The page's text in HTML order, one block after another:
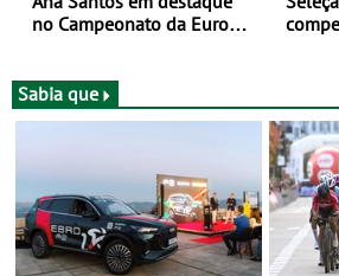
no Campeonato da Europa
Sabia que